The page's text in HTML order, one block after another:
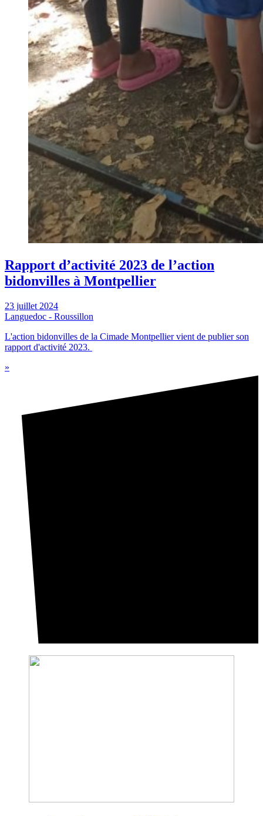
Rapport d’activité 2023 de l’action
bidonvilles à Montpellier
23 juillet 2024
Languedoc - Roussillon
L'action bidonvilles de la Cimade Montpellier vient de publier son
rapport d'activité 2023.
»